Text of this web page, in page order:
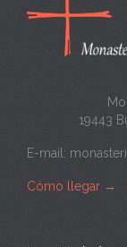
a
19443
E-mail:
Cómo llegar →